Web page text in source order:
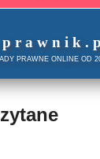
.
PRAWNE ONLINE OD